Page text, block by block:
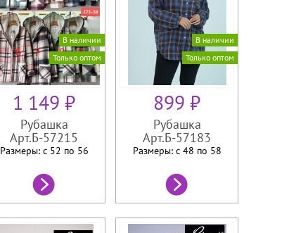
В наличии
Только оптом
1 149 ₽
Рубашка
Арт.Б-57215
Размеры: с 52 по 56
В наличии
Только оптом
899 ₽
Рубашка
Арт.Б-57183
Размеры: с 48 по 58